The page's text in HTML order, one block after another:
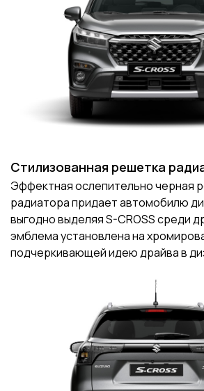
Стилизованная решетка
Эффектная ослепительно черная
радиатора придает автомобилю
выгодно выделяя S-CROSS среди
эмблема установлена ​​на
подчеркивающей идею драйва в